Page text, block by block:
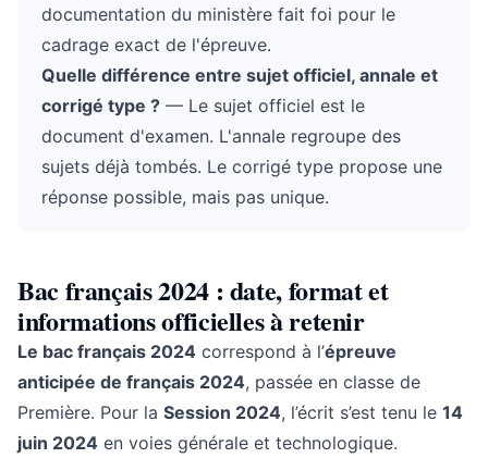
documentation du ministère fait foi pour le
cadrage exact de l'épreuve.
Quelle différence entre sujet officiel, annale et
corrigé type ? — Le sujet officiel est le
document d'examen. L'annale regroupe des
sujets déjà tombés. Le corrigé type propose une
réponse possible, mais pas unique.
Bac français 2024 : date, format et
informations officielles à retenir
Le bac français 2024 correspond à l’épreuve
anticipée de français 2024, passée en classe de
Première. Pour la Session 2024, l’écrit s’est tenu le 14
juin 2024 en voies générale et technologique.